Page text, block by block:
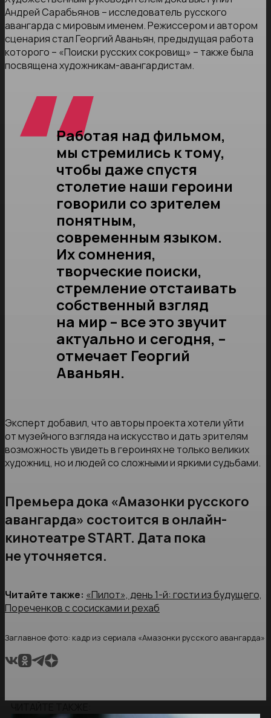
Андрей Сарабьянов – исследователь русского
авангарда с мировым именем. Режиссером и автором
сценария стал Георгий Аваньян, предыдущая работа
которого – «Поиски русских сокровищ» – также была
посвящена художникам-авангардистам.
Работая над фильмом,
мы стремились к тому,
чтобы даже спустя
столетие наши героини
говорили со зрителем
понятным,
современным языком.
Их сомнения,
творческие поиски,
стремление отстаивать
собственный взгляд
на мир – все это звучит
актуально и сегодня, –
отмечает Георгий
Аваньян.
Эксперт добавил, что авторы проекта хотели уйти
от музейного взгляда на искусство и дать зрителям
возможность увидеть в героинях не только великих
художниц, но и людей со сложными и яркими судьбами.
Премьера дока «Амазонки русского
авангарда» состоится в онлайн-
кинотеатре START. Дата пока
не уточняется.
Читайте также: «Пилот», день 1-й: гости из будущего,
Пореченков с сосисками и рехаб
Заглавное фото: кадр из сериала «Амазонки русского авангарда»